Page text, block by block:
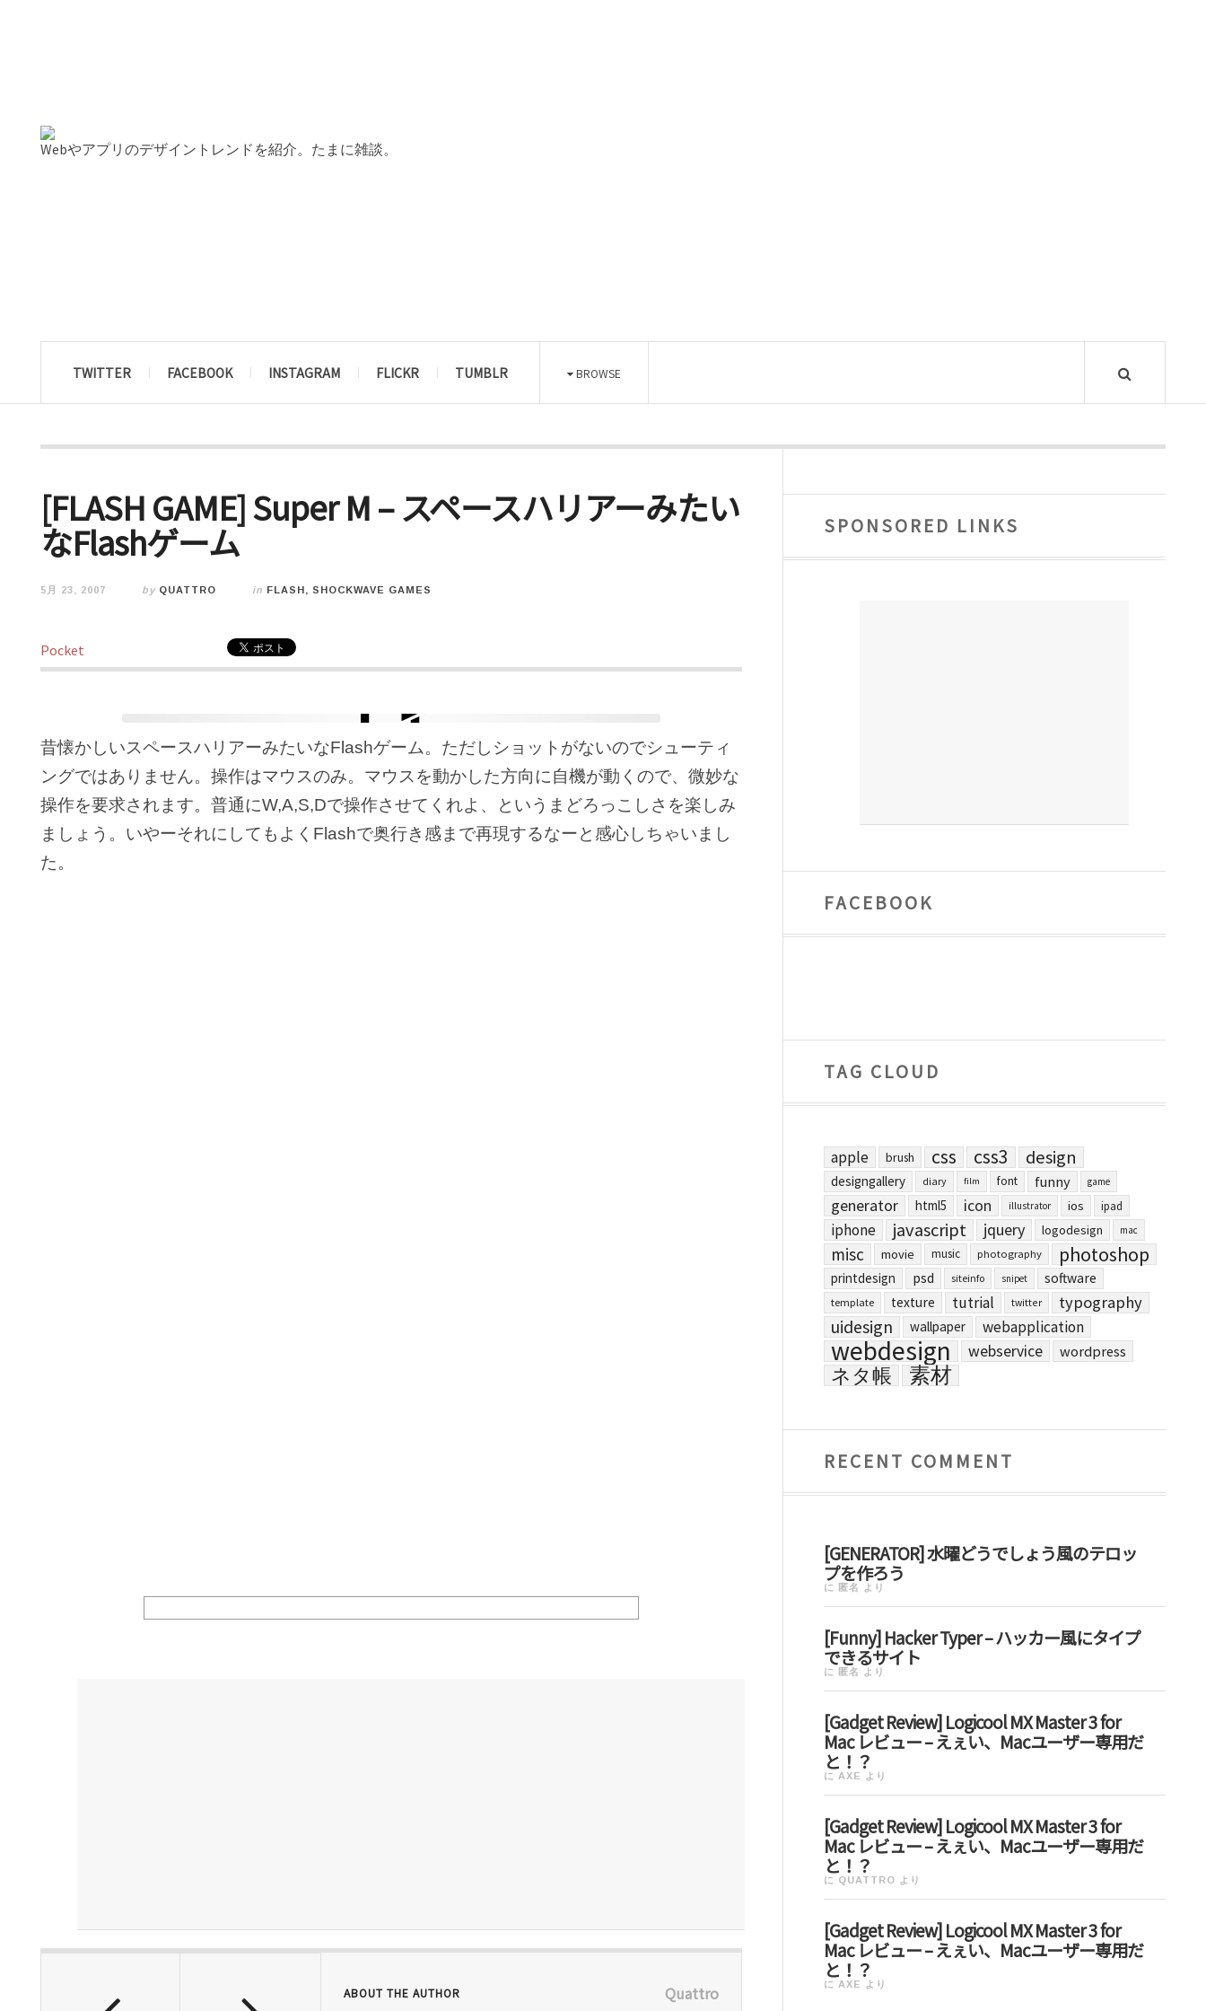
Webやアプリのデザイントレンドを紹介。たまに雑談。
TWITTER FACEBOOK INSTAGRAM FLICKR TUMBLR BROWSE
[FLASH GAME] Super M – スペースハリアーみたい
なFlashゲーム
5月 23, 2007 by QUATTRO in FLASH, SHOCKWAVE GAMES
Pocket
昔懐かしいスペースハリアーみたいなFlashゲーム。ただしショットがないのでシューティ
ングではありません。操作はマウスのみ。マウスを動かした方向に自機が動くので、微妙な
操作を要求されます。普通にW,A,S,Dで操作させてくれよ、というまどろっこしさを楽しみ
ましょう。いやーそれにしてもよくFlashで奥行き感まで再現するなーと感心しちゃいまし
た。
ABOUT THE AUTHOR Quattro
SPONSORED LINKS
FACEBOOK
TAG CLOUD
apple brush css css3 design
designgallery diary film font funny game
generator html5 icon illustrator ios ipad
iphone javascript jquery logodesign mac
misc movie music photography photoshop
printdesign psd siteinfo snipet software
template texture tutrial twitter typography
uidesign wallpaper webapplication
webdesign webservice wordpress
ネタ帳 素材
RECENT COMMENT
[GENERATOR] 水曜どうでしょう風のテロッ
プを作ろう
に 匿名 より
[Funny] Hacker Typer – ハッカー風にタイプ
できるサイト
に 匿名 より
[Gadget Review] Logicool MX Master 3 for
Mac レビュー – えぇい、Macユーザー専用だ
と！？
に AXE より
[Gadget Review] Logicool MX Master 3 for
Mac レビュー – えぇい、Macユーザー専用だ
と！？
に QUATTRO より
[Gadget Review] Logicool MX Master 3 for
Mac レビュー – えぇい、Macユーザー専用だ
と！？
に AXE より